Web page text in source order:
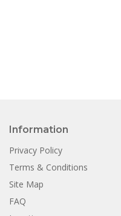
Information
Privacy Policy
Terms & Conditions
Site Map
FAQ